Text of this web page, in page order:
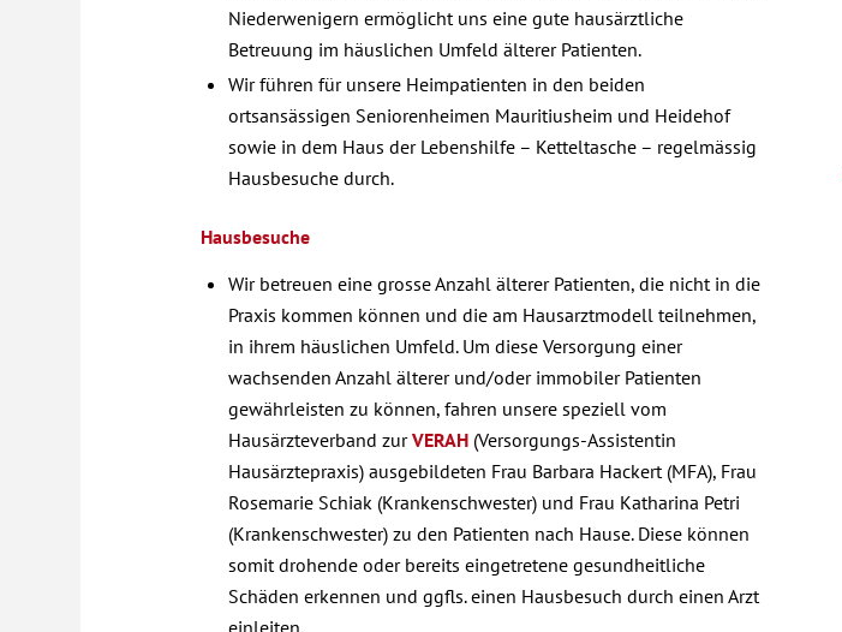
Niederwenigern ermöglicht uns eine gute hausärztliche
Betreuung im häuslichen Umfeld älterer Patienten.
Wir führen für unsere Heimpatienten in den beiden
ortsansässigen Seniorenheimen Mauritiusheim und Heidehof
sowie in dem Haus der Lebenshilfe – Ketteltasche – regelmässig
Hausbesuche durch.
Hausbesuche
Wir betreuen eine grosse Anzahl älterer Patienten, die nicht in die
Praxis kommen können und die am Hausarztmodell teilnehmen,
in ihrem häuslichen Umfeld. Um diese Versorgung einer
wachsenden Anzahl älterer und/oder immobiler Patienten
gewährleisten zu können, fahren unsere speziell vom
Hausärzteverband zurVERAH (Versorgungs-Assistentin
Hausärztepraxis) ausgebildeten Frau Barbara Hackert (MFA), Frau
Rosemarie Schiak (Krankenschwester) und Frau Katharina Petri
(Krankenschwester) zu den Patienten nach Hause. Diese können
somit drohende oder bereits eingetretene gesundheitliche
Schäden erkennen und ggfls. einen Hausbesuch durch einen Arzt